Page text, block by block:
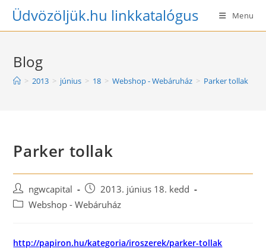
SkipÜdvözöljük.hu linkkatalógus Menu
Blog
> 2013 > június > 18 > Webshop - Webáruház > Parker tollak
Parker tollak
Post
author:
ngwcapital
Post
published:
2013. június 18. kedd
PostWebshop - Webáruház
http://papiron.hu/kategoria/iroszerek/parker-tollak